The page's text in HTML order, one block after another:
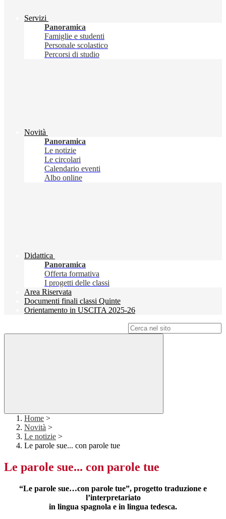
Servizi
Panoramica
Famiglie e studenti
Personale scolastico
Percorsi di studio
Novità
Panoramica
Le notizie
Le circolari
Calendario eventi
Albo online
Didattica
Panoramica
Offerta formativa
I progetti delle classi
Area Riservata
Documenti finali classi Quinte
Orientamento in USCITA 2025-26
Home >
Novità >
Le notizie >
Le parole sue... con parole tue
Le parole sue... con parole tue
“Le parole sue…con parole tue”, progetto traduzione e
l’interpretariato
in lingua spagnola e in lingua tedesca.